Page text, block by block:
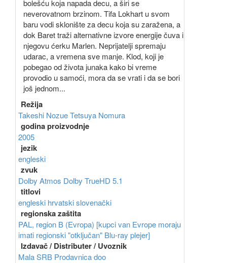
bolešću koja napada decu, a širi se
neverovatnom brzinom. Tifa Lokhart u svom
baru vodi sklonište za decu koja su zaražena, a
dok Baret traži alternativne izvore energije čuva i
njegovu ćerku Marlen. Neprijatelji spremaju
udarac, a vremena sve manje. Klod, koji je
pobegao od života junaka kako bi vreme
provodio u samoći, mora da se vrati i da se bori
još jednom...
Režija
Takeshi NozueTetsuya Nomura
godina proizvodnje
2005
jezik
engleski
zvuk
Dolby Atmos Dolby TrueHD 5.1
titlovi
engleski hrvatskislovenački
regionska zaštita
PAL, region B (Evropa) [kupci van Evrope moraju
imati regionski "otključan" Blu-ray plejer]
Izdavač / Distributer / Uvoznik
Mala SRB Prodavnica doo